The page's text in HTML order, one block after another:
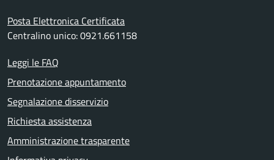
Posta Elettronica Certificata
Centralino unico: 0921.661158
Leggi le FAQ
Prenotazione appuntamento
Segnalazione disservizio
Richiesta assistenza
Amministrazione trasparente